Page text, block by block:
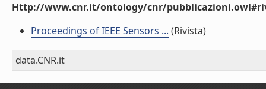
Http://www.cnr.it/ontology/cnr/
Proceedings of IEEE Sensors ... (Rivista)
data.CNR.it